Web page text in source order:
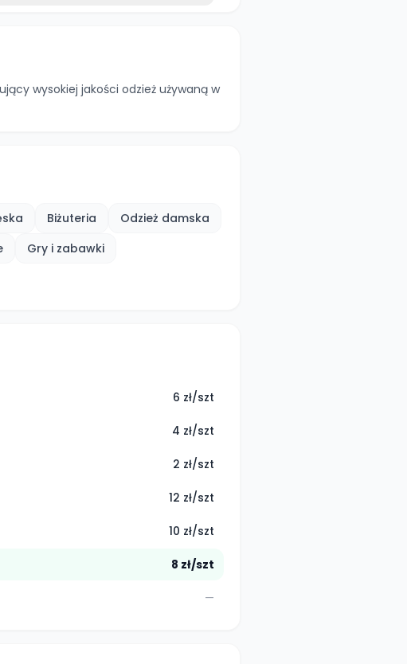
wysokiej jakości odzież używaną w
Biżuteria
Odzież damska
Gry i zabawki
6 zł/szt
4 zł/szt
2 zł/szt
12 zł/szt
10 zł/szt
8 zł/szt
—